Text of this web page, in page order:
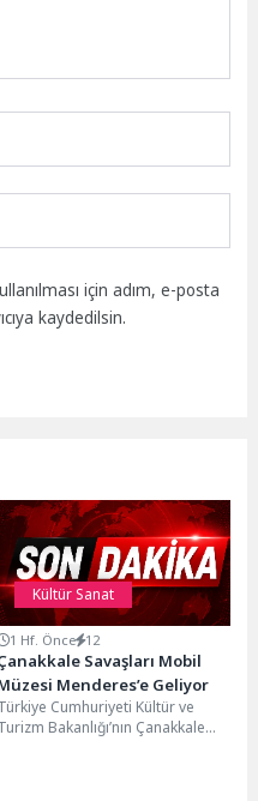
için adım, e-posta
kaydedilsin.
Kültür Sanat
1 Hf. Önce 12
Savaşları Mobil
Menderes’e Geliyor
Cumhuriyeti Kültür ve
Bakanlığı’nın Çanakkale